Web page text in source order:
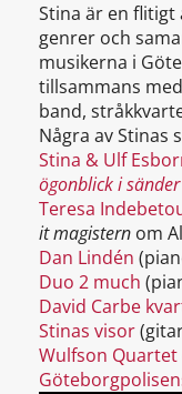
Stina är en
genrer och
musikerna i
tillsammans
band,
Några av Stinas
Stina & Ulf
ögonblick i sänder
Teresa
it magistern om
Dan Lindén
Duo 2 much
David Carbe
Stinas visor
Wulfson Quartet